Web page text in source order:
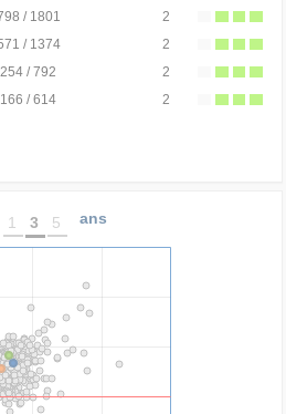
/ 1801
2
/ 1374
2
254 / 792
2
166 / 614 2
1 3 5 ans